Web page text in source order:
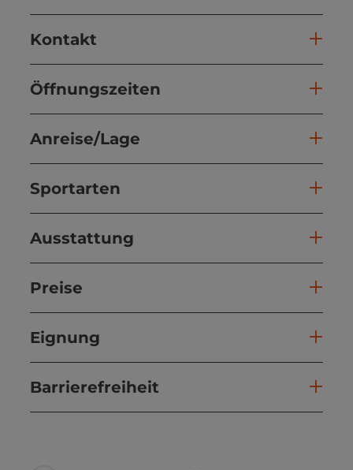
Kontakt
Öffnungszeiten
Anreise/Lage
Sportarten
Ausstattung
Preise
Eignung
Barrierefreiheit